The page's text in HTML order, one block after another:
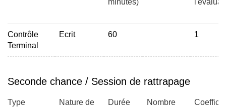
minutes)
Contrôle
Terminal
Ecrit 60 1
Seconde chance / Session de rattrapage
Type
Nature de
Durée
Nombre